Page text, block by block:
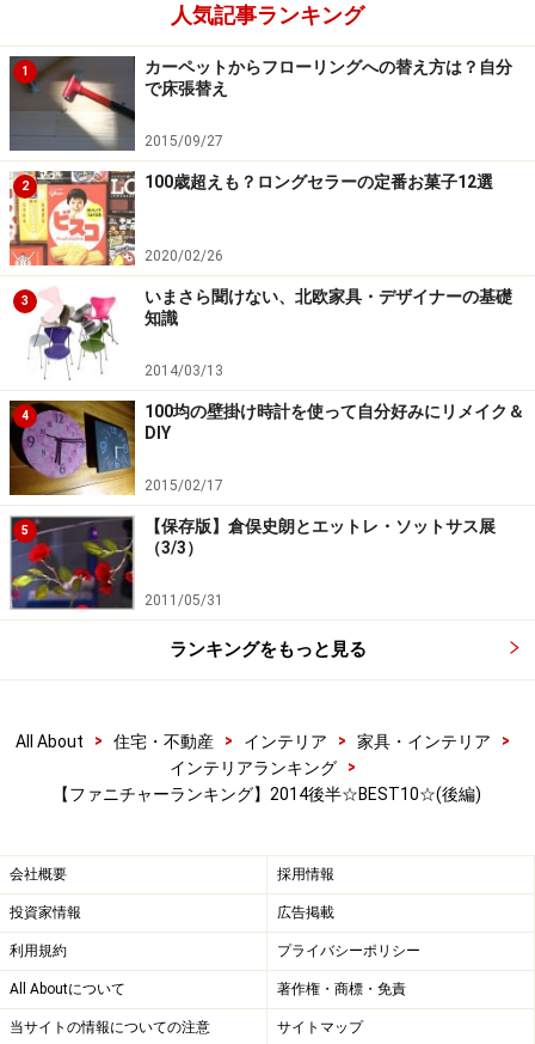
ージーチェアです。
■ 「Petit Repos」データ
Designer: Antonio Citterio, 2013
Production: Vitra
Size: W665xD660xH715/SH405mm
Price : 275,400円~（税込）／ファブリック
295,920円（税込）／レザー
※張地の種類によって価格が異なります。
西村さんからご紹介いただいた一押しの椅子はいずれも
「ホールド感豊かな椅子」ですね。特に「Panton
Junior」は、カラフルでどんな場所でもキマってしま
う、場所を選ばない、ロングセラーのフォルムも座り心
地も豊かな椅子です。ファニチャーイストもお勧めしま
す！
それでは、次ページにて「hhstyle.com : デザイナーズフ
ァニチャー売れ筋ランキング2014後半（7-12月）
☆BEST10☆」、デザイナーズチェアBEST5の発表で
す！
です。
い。
1/3 次のページへ
人気記事ランキング
1
カーペットからフローリングへの替え方は？自分
で床張替え
2015/09/27
2 100歳超えも？ロングセラーの定番お菓子12選
2020/02/26
3
いまさら聞けない、北欧家具・デザイナーの基礎
知識
2014/03/13
4
100均の壁掛け時計を使って自分好みにリメイク＆
DIY
2015/02/17
5
【保存版】倉俣史朗とエットレ・ソットサス展
（3/3）
2011/05/31
ランキングをもっと見る
All About > 住宅・不動産 > インテリア > 家具・インテリア
>
インテリアランキング
>
【ファニチャーランキング】2014後半☆BEST10☆(後編)
会社概要 採用情報
投資家情報 広告掲載
利用規約 プライバシーポリシー
All Aboutについて 著作権・商標・免責
当サイトの情報についての注意 サイトマップ